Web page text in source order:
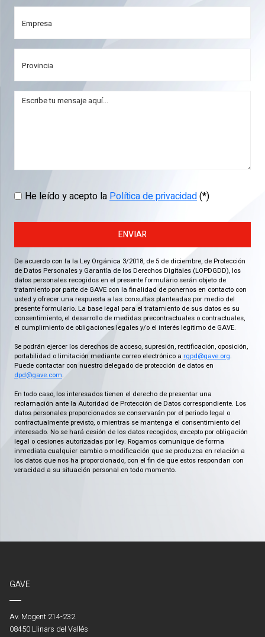
He leído y acepto laPolítica de privacidad(*)
ENVIAR
De acuerdo con la la Ley Orgánica 3/2018, de 5 de diciembre, de Protección
de Datos Personales y Garantía de los Derechos Digitales (LOPDGDD), los
datos personales recogidos en el presente formulario serán objeto de
tratamiento por parte de GAVE con la finalidad de ponernos en contacto con
usted y ofrecer una respuesta a las consultas planteadas por medio del
presente formulario. La base legal para el tratamiento de sus datos es su
consentimiento, el desarrollo de medidas precontractuales o contractuales,
el cumplimiento de obligaciones legales y/o el interés legítimo de GAVE.
Se podrán ejercer los derechos de acceso, supresión, rectificación, oposición,
portabilidad o limitación mediante correo electrónico a rgpd@gave.org.
Puede contactar con nuestro delegado de protección de datos en
dpd@gave.com.
En todo caso, los interesados tienen el derecho de presentar una
reclamación ante la Autoridad de Protección de Datos correspondiente. Los
datos personales proporcionados se conservarán por el periodo legal o
contractualmente previsto, o mientras se mantenga el consentimiento del
interesado. No se hará cesión de los datos recogidos, excepto por obligación
legal o cesiones autorizadas por ley. Rogamos comunique de forma
inmediata cualquier cambio o modificación que se produzca en relación a
los datos que nos ha proporcionado, con el fin de que estos respondan con
veracidad a su situación personal en todo momento.
GAVE
Av. Mogent 214-232
08450 Llinars del Vallés